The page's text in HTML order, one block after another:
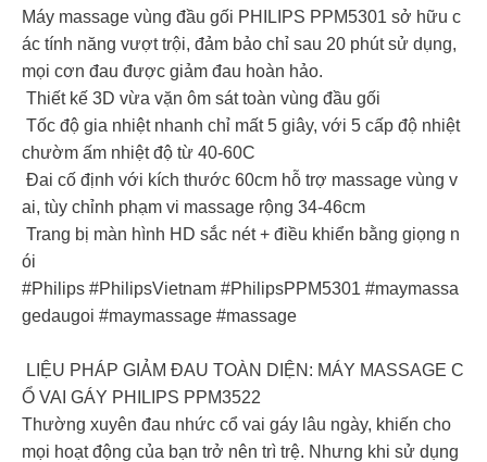
Máy massage vùng đầu gối PHILIPS PPM5301 sở hữu c
ác tính năng vượt trội, đảm bảo chỉ sau 20 phút sử dụng,
mọi cơn đau được giảm đau hoàn hảo.
Thiết kế 3D vừa vặn ôm sát toàn vùng đầu gối
Tốc độ gia nhiệt nhanh chỉ mất 5 giây, với 5 cấp độ nhiệt
chườm ấm nhiệt độ từ 40-60C
Đai cố định với kích thước 60cm hỗ trợ massage vùng v
ai, tùy chỉnh phạm vi massage rộng 34-46cm
Trang bị màn hình HD sắc nét + điều khiển bằng giọng n
ói
#Philips #PhilipsVietnam #PhilipsPPM5301 #maymassa
gedaugoi #maymassage #massage
LIỆU PHÁP GIẢM ĐAU TOÀN DIỆN: MÁY MASSAGE C
Ổ VAI GÁY PHILIPS PPM3522
Thường xuyên đau nhức cổ vai gáy lâu ngày, khiến cho
mọi hoạt động của bạn trở nên trì trệ. Nhưng khi sử dụng